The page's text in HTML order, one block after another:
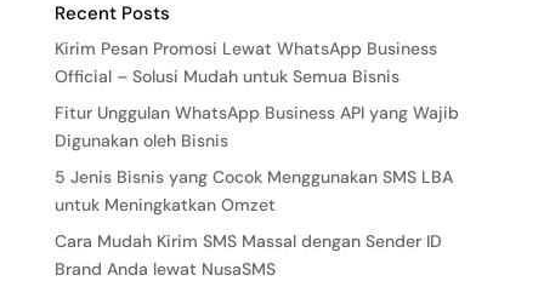
Recent Posts
Kirim Pesan Promosi Lewat WhatsApp Business
Official – Solusi Mudah untuk Semua Bisnis
Fitur Unggulan WhatsApp Business API yang Wajib
Digunakan oleh Bisnis
5 Jenis Bisnis yang Cocok Menggunakan SMS LBA
untuk Meningkatkan Omzet
Cara Mudah Kirim SMS Massal dengan Sender ID
Brand Anda lewat NusaSMS